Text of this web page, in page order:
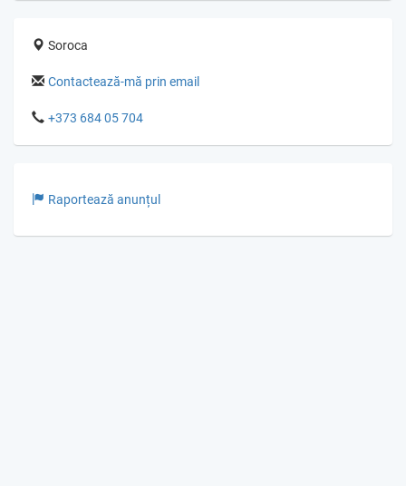
Soroca
Contactează-mă prin email
+373 684 05 704
Raportează anunțul